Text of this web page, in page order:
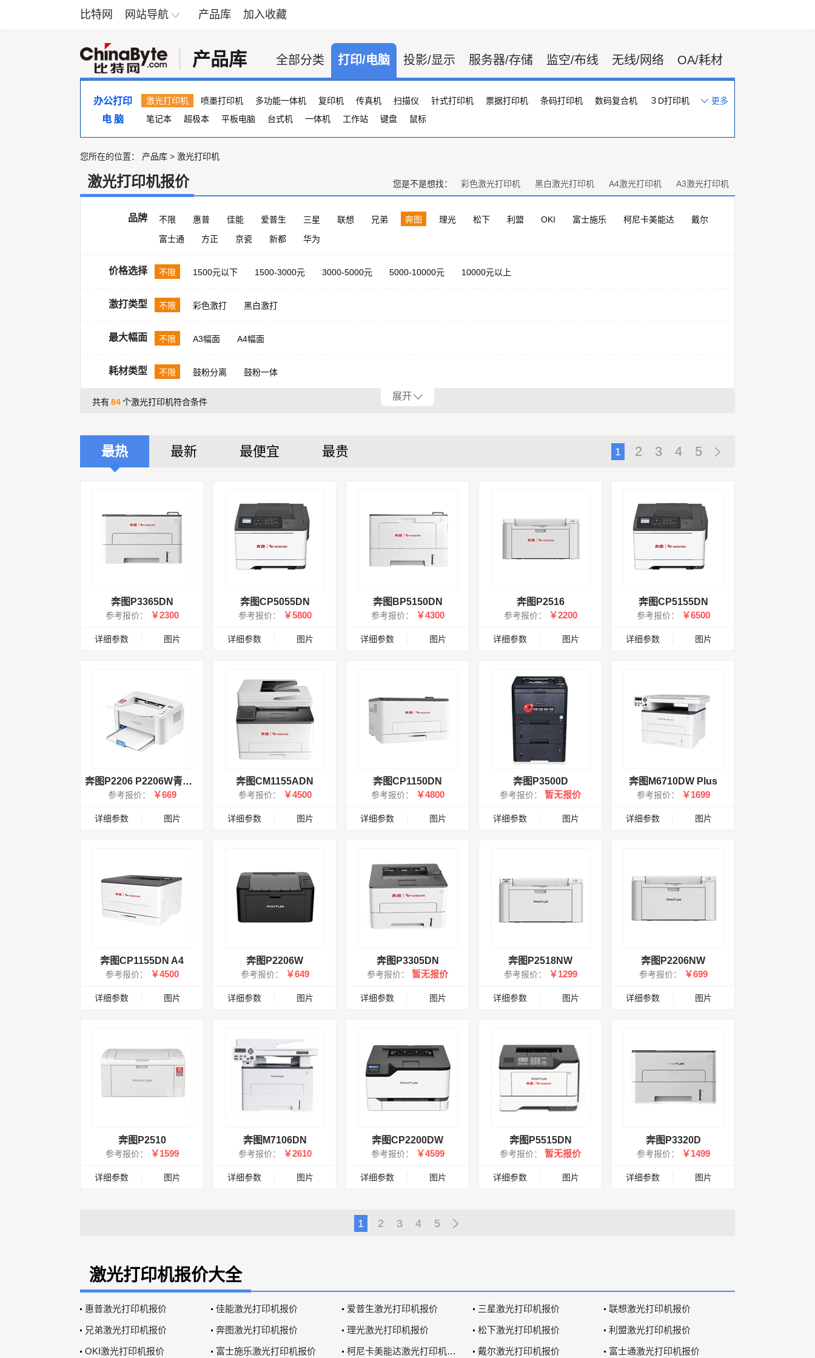
比特网 网站导航 产品库 加入收藏
产品库 全部分类 打印/电脑 投影/显示 服务器/存储 监空/布线 无线/网络 OA/耗材
办公打印 激光打印机 喷墨打印机 多功能一体机 复印机 传真机 扫描仪 针式打印机 票据打印机 条码打印机 数码复合机
３D打印机
便携照片打印机
页宽打印机 证卡打印机 大幅打印机 标签打印机
更多
电 脑 笔记本 超极本 平板电脑 台式机 一体机 工作站 键盘 鼠标
您所在的位置： 产品库 > 激光打印机
激光打印机报价 您是不是想找： 彩色激光打印机 黑白激光打印机 A4激光打印机 A3激光打印机
品牌 不限 惠普 佳能 爱普生 三星 联想 兄弟 奔图 理光 松下 利盟 OKI 富士施乐 柯尼卡美能达
戴尔
富士通
方正 京瓷 新都 华为
价格选择 不限 1500元以下 1500-3000元 3000-5000元 5000-10000元 10000元以上
激打类型 不限 彩色激打 黑白激打
最大幅面 不限 A3幅面 A4幅面
耗材类型 不限 鼓粉分离 鼓粉一体
展开
共有84个激光打印机符合条件
最热 最新 最便宜 最贵 1 2 3 4 5
奔图P3365DN
参考报价： ￥2300
详细参数 图片
奔图CP5055DN
参考报价： ￥5800
详细参数 图片
奔图BP5150DN
参考报价： ￥4300
详细参数 图片
奔图P2516
参考报价： ￥2200
详细参数 图片
奔图CP5155DN
参考报价： ￥6500
详细参数 图片
奔图P2206 P2206W青春版
参考报价： ￥669
详细参数 图片
奔图CM1155ADN
参考报价： ￥4500
详细参数 图片
奔图CP1150DN
参考报价： ￥4800
详细参数 图片
奔图P3500D
参考报价： 暂无报价
详细参数 图片
奔图M6710DW Plus
参考报价： ￥1699
详细参数 图片
奔图CP1155DN A4
参考报价： ￥4500
详细参数 图片
奔图P2206W
参考报价： ￥649
详细参数 图片
奔图P3305DN
参考报价： 暂无报价
详细参数 图片
奔图P2518NW
参考报价： ￥1299
详细参数 图片
奔图P2206NW
参考报价： ￥699
详细参数 图片
奔图P2510
参考报价： ￥1599
详细参数 图片
奔图M7106DN
参考报价： ￥2610
详细参数 图片
奔图CP2200DW
参考报价： ￥4599
详细参数 图片
奔图P5515DN
参考报价： 暂无报价
详细参数 图片
奔图P3320D
参考报价： ￥1499
详细参数 图片
1 2 3 4 5
激光打印机报价大全
惠普激光打印机报价 佳能激光打印机报价 爱普生激光打印机报价 三星激光打印机报价 联想激光打印机报价
兄弟激光打印机报价 奔图激光打印机报价 理光激光打印机报价 松下激光打印机报价 利盟激光打印机报价
OKI激光打印机报价 富士施乐激光打印机报价 柯尼卡美能达激光打印机报价 戴尔激光打印机报价 富士通激光打印机报价